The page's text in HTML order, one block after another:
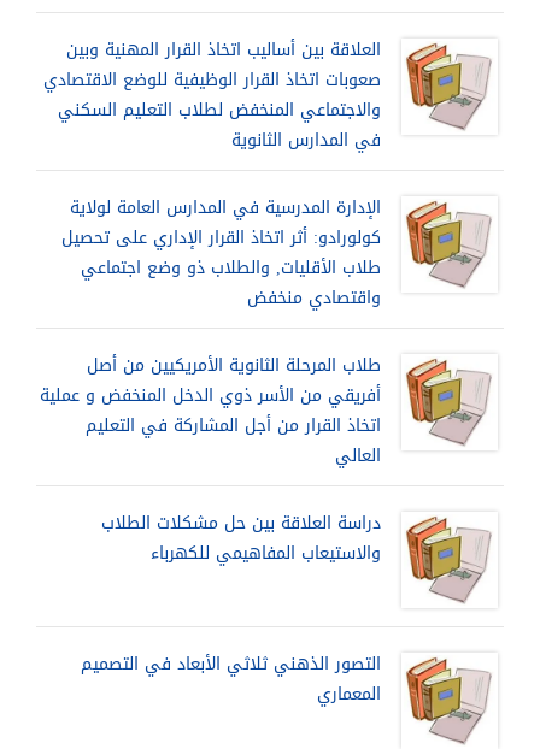
العلاقة بين أساليب اتخاذ القرار المهنية وبين
صعوبات اتخاذ القرار الوظيفية للوضع الاقتصادي
والاجتماعي المنخفض لطلاب التعليم السكني
في المدارس الثانوية
الإدارة المدرسية في المدارس العامة لولاية
كولورادو: أثر اتخاذ القرار الإداري على تحصيل
طلاب الأقليات, والطلاب ذو وضع اجتماعي
واقتصادي منخفض
طلاب المرحلة الثانوية الأمريكيين من أصل
أفريقي من الأسر ذوي الدخل المنخفض و عملية
اتخاذ القرار من أجل المشاركة في التعليم
العالي
دراسة العلاقة بين حل مشكلات الطلاب
والاستيعاب المفاهيمي للكهرباء
التصور الذهني ثلاثي الأبعاد في التصميم
المعماري